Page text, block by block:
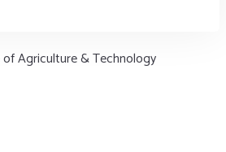
Agriculture & Technology